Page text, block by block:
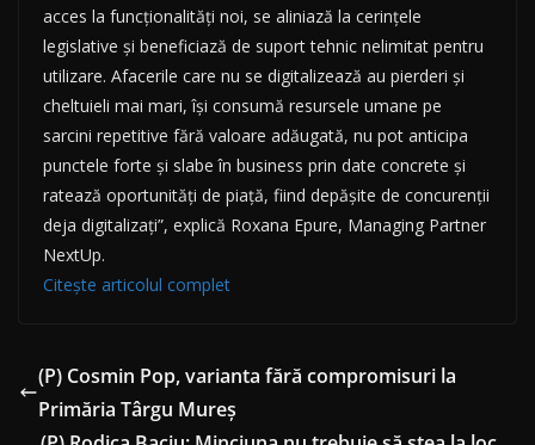
acces la funcționalități noi, se aliniază la cerințele
legislative și beneficiază de suport tehnic nelimitat pentru
utilizare. Afacerile care nu se digitalizează au pierderi și
cheltuieli mai mari, își consumă resursele umane pe
sarcini repetitive fără valoare adăugată, nu pot anticipa
punctele forte și slabe în business prin date concrete și
ratează oportunități de piață, fiind depășite de concurenții
deja digitalizați”, explică Roxana Epure, Managing Partner
NextUp.
Citește articolul complet
(P) Cosmin Pop, varianta fără compromisuri la
Primăria Târgu Mureș